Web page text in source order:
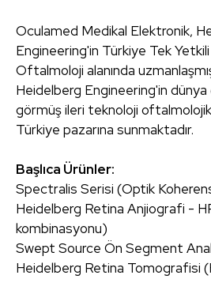
Oculamed Medikal Elektronik,
Engineering'in Türkiye Tek
Oftalmoloji alanında
Heidelberg Engineering'in dünya
görmüş ileri teknoloji oftalmolojik
Türkiye pazarına sunmaktadır.
Başlıca Ürünler:
Spectralis Serisi (Optik
Heidelberg Retina Anjiografi -
kombinasyonu)
Swept Source Ön Segment
Heidelberg Retina Tomografisi